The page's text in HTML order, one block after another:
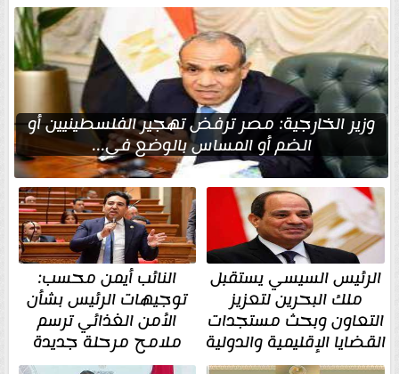
وزير الخارجية: مصر ترفض تهجير الفلسطينيين أو
الضم أو المساس بالوضع في...
الرئيس السيسي يستقبل
ملك البحرين لتعزيز
التعاون وبحث مستجدات
القضايا الإقليمية والدولية
النائب أيمن محسب:
توجيهات الرئيس بشأن
الأمن الغذائي ترسم
ملامح مرحلة جديدة